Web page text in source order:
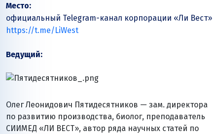
Место:
официальный Telegram-канал корпорации «Ли Вест»
https://t.me/LiWest
Ведущий:
Олег Леонидович Пятидесятников — зам. директора
по развитию производства, биолог, преподаватель
СИИМЕД «ЛИ ВЕСТ», автор ряда научных статей по